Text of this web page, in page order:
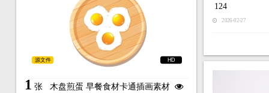
124
2026-02-27
HD
源文件
1 张 木盘煎蛋 早餐食材卡通插画素材